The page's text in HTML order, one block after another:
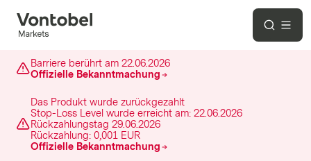
Barriere berührt am 22.06.2026
Offizielle Bekanntmachung
Das Produkt wurde zurückgezahlt
Stop-Loss Level wurde erreicht am: 22.06.2026
Rückzahlungstag 29.06.2026
Rückzahlung: 0,001 EUR
Offizielle Bekanntmachung